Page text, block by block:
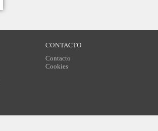
CONTACTO
Contacto
Cookies